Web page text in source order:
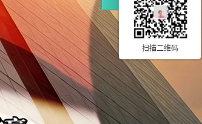
扫描二维码